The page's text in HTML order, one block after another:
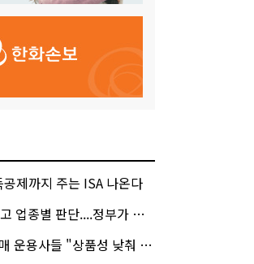
제까지 주는 ISA 나온다
....정부가 제시한 '주가 누르기' 방지법
품성 낮춰 사라지게 해야"…일부 신중론도